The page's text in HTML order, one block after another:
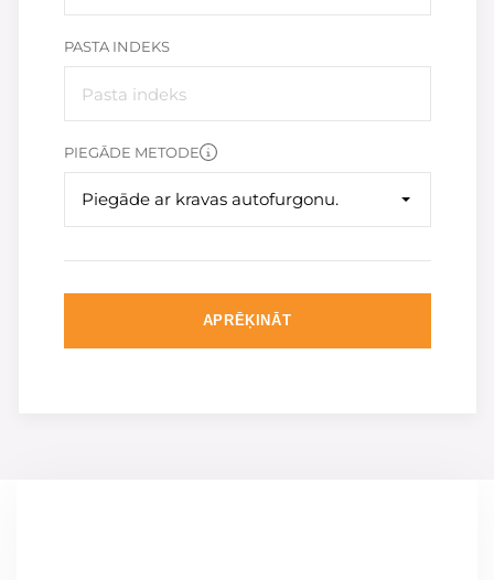
PASTA INDEKS
PIEGĀDE METODE
Piegāde ar kravas autofurgonu.
APRĒĶINĀT